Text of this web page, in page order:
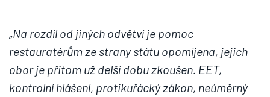
„Na rozdíl od jiných odvětví je pomoc
restauratérům ze strany státu opomíjena, jejich
obor je přitom už delší dobu zkoušen. EET,
kontrolní hlášení, protikuřácký zákon, neúměrný